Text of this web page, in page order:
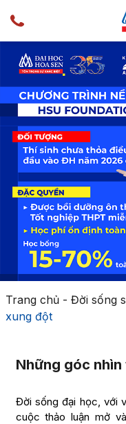
Trang chủ- Đời sống
xung đột
Những góc
Đời sống đại học, với
cuộc thảo luận mở